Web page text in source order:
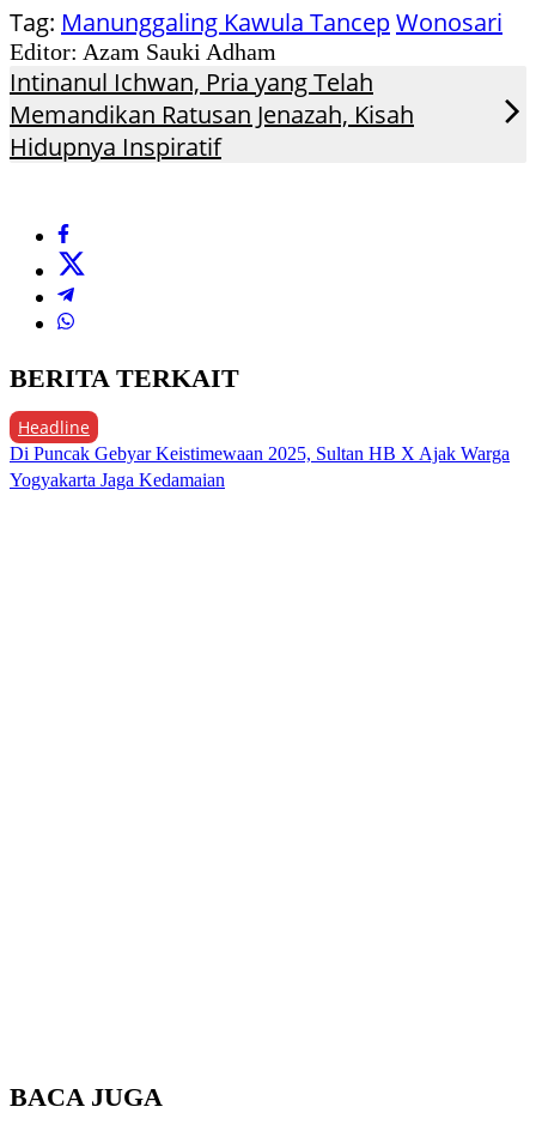
Tag: Manunggaling Kawula TancepWonosari
Editor: Azam Sauki Adham
Intinanul Ichwan, Pria yang Telah
Memandikan Ratusan Jenazah, Kisah
Hidupnya Inspiratif
BERITA TERKAIT
Headline
Di Puncak Gebyar Keistimewaan 2025, Sultan HB X Ajak Warga
Yogyakarta Jaga Kedamaian
BACA JUGA